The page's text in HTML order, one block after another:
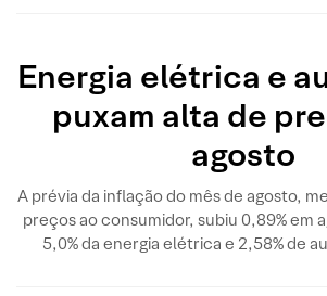
Energia elétrica e
puxam alta de
agosto
A prévia da inflação do mês de agosto,
preços ao consumidor, subiu 0,89% em
5,0% da energia elétrica e 2,58% de